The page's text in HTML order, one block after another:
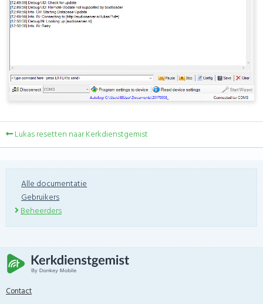
Lukas resetten naar Kerkdienstgemist
Alle documentatie
Gebruikers
Beheerders
Contact